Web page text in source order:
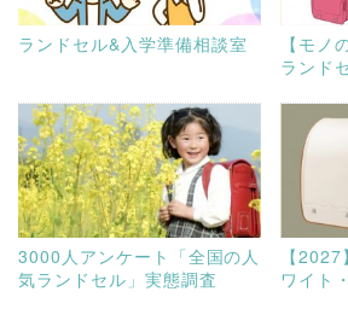
ランドセル&入学準備相談室
【モノ
ランド
3000人アンケート「全国の人
気ランドセル」実態調査
【
ワイト